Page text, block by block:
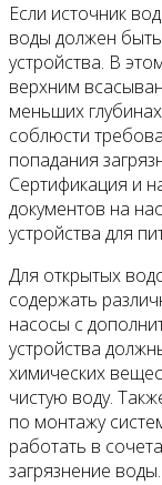
Если источник
воды должен
устройства. В
верхним
меньших
соблюсти
попадания
Сертификация и
документов на
устройства для
Для открытых
содержать
насосы с
устройства
химических
чистую воду.
по монтажу
работать в
загрязнение воды.